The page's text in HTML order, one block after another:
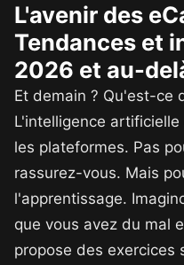
L'avenir des
Tendances et
2026 et au-
Et demain ? Qu'est-ce
L'intelligence
les plateformes. Pas
rassurez-vous. Mais
l'apprentissage.
que vous avez du mal
propose des exercices